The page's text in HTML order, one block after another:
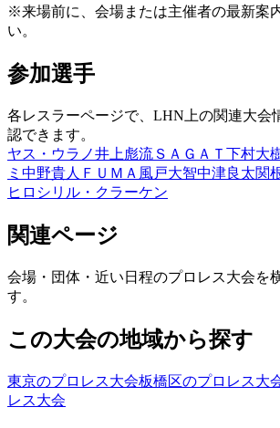
※来場前に、会場または主催者の最新案
い。
参加選手
各レスラーページで、LHN上の関連大会
認できます。
ヤス・ウラノ井上彪流 ＳＡＧＡＴ 下村大
ミ 中野貴人 ＦＵＭＡ 風戸大智中津良太関
ヒロシ リル・クラーケン
関連ページ
会場・団体・近い日程のプロレス大会を
す。
この大会の地域から探す
東京のプロレス大会板橋区のプロレス大
レス大会